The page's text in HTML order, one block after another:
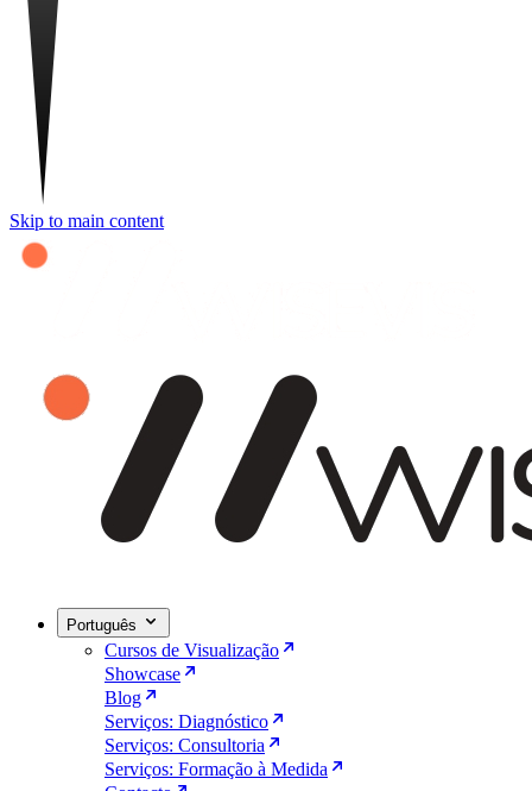
Skip to main content
Português
Cursos de Visualização
Showcase
Blog
Serviços: Diagnóstico
Serviços: Consultoria
Serviços: Formação à Medida